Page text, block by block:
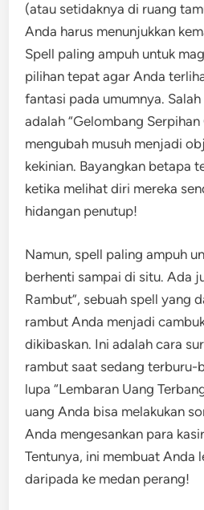
(atau setidaknya di ruang
Anda harus menunjukkan
Spell paling ampuh untuk
pilihan tepat agar Anda
fantasi pada umumnya.
adalah “Gelombang
mengubah musuh menjadi
kekinian. Bayangkan betapa
ketika melihat diri mereka
hidangan penutup!
Namun, spell paling ampuh
berhenti sampai di situ. Ada
Rambut”, sebuah spell yang
rambut Anda menjadi
dikibaskan. Ini adalah cara
rambut saat sedang terburu-
lupa “Lembaran Uang
uang Anda bisa melakukan
Anda mengesankan para
Tentunya, ini membuat Anda
daripada ke medan perang!